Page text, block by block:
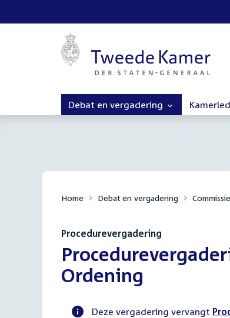
Debat en vergadering
Home Debat en vergadering
Procedurevergadering
:
Ordening
Deze vergadering vervangt